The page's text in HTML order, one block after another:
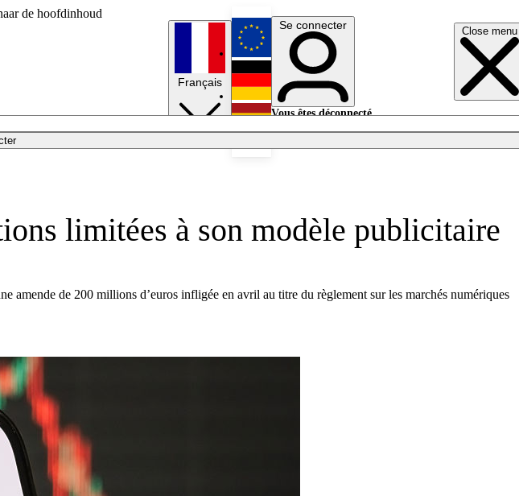
de hoofdinhoud
Close menu
Français
English
Deutsch
Se connecter
Vous êtes déconnecté.
limitées à son modèle publicitaire
amende de 200 millions d’euros infligée en avril au titre du règlement sur les marchés numériques